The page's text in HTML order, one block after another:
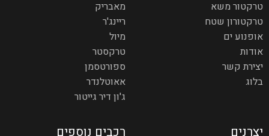
טרקטור משא
טרקטורון שטח
אופנוע ים
אודות
יצירת קשר
בלוג
מאבריק
ריינג'ר
מיול
טרקסטר
ספורטסמן
אאוטלנדר
ג'ון דיר גייטור
יצרנים רכבים נוספים